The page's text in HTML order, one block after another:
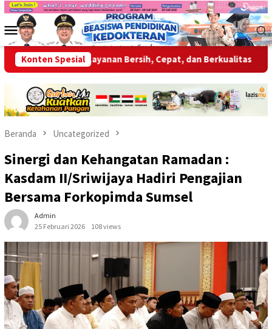
Loncat
kontenMenu
Mobile
Konten Spesial
Layanan Bersih, Cepat, dan Berkualitas Wabup
Beranda Uncategorized
Sinergi dan Kehangatan Ramadan :
Kasdam II/Sriwijaya Hadiri Pengajian
Bersama Forkopimda Sumsel
Admin
25 Februari 2026
108 views